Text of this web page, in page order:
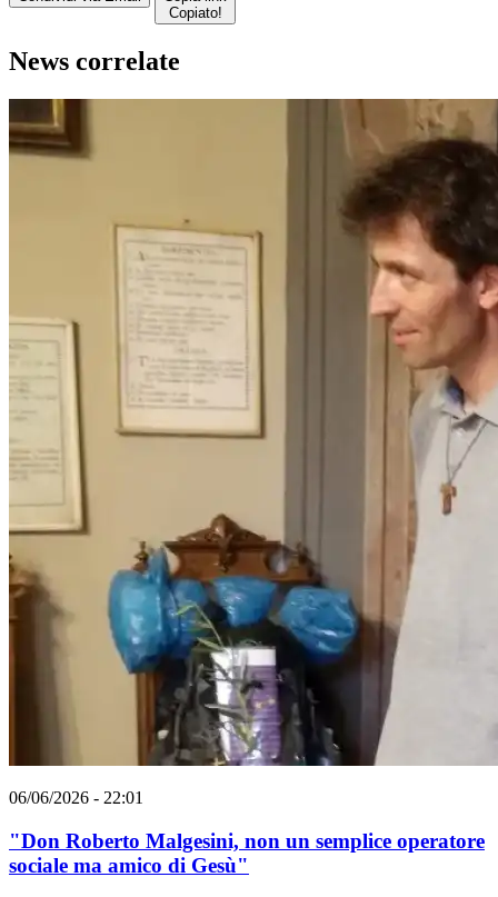
Copiato!
News correlate
06/06/2026 - 22:01
"Don Roberto Malgesini, non un semplice operatore
sociale ma amico di Gesù"